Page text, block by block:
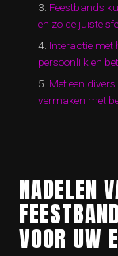
Feestbands
en zo de juiste
Interactie met
persoonlijk en
Met een
vermaken met
NADELEN
VOOR UW